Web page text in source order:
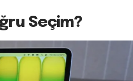
Seçim?